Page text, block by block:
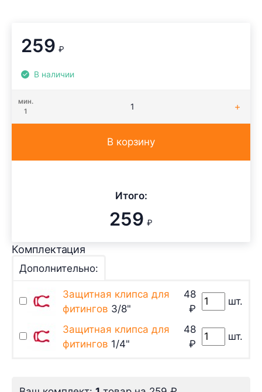
259 ₽
В наличии
мин.
1
В корзину
Итого:
259 ₽
Комплектация
Дополнительно:
Защитная клипса для
фитингов 3/8"
48
₽
шт.
Защитная клипса для
фитингов 1/4"
48
₽
шт.